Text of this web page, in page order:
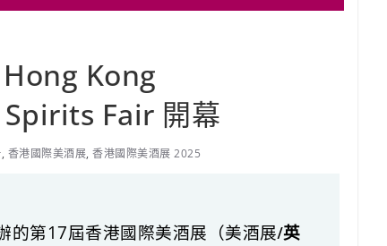
Kong
Fair 開幕
, 香港國際美酒展, 香港國際美酒展 2025
的第17屆香港國際美酒展（美酒展/英